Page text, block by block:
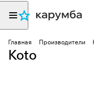
Главная Производители
Koto